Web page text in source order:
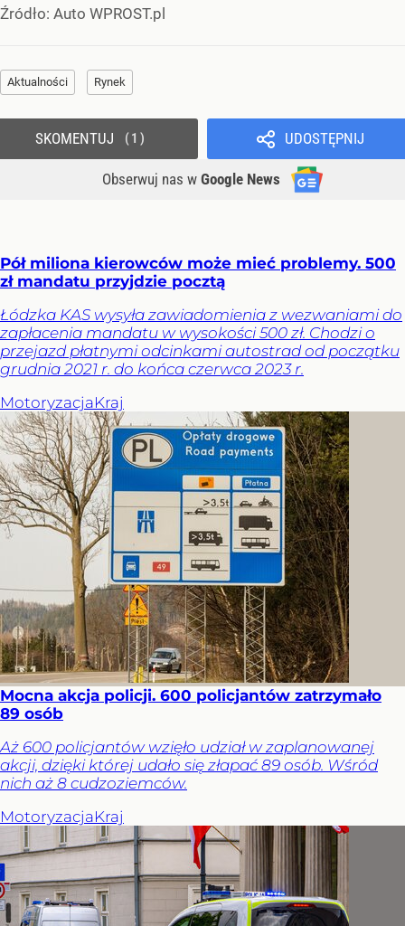
Źródło: Auto WPROST.pl
Aktualności Rynek
UDOSTĘPNIJ
Obserwuj nas w Google News
SKOMENTUJ 1
Pół miliona kierowców może mieć problemy. 500
zł mandatu przyjdzie pocztą
Łódzka KAS wysyła zawiadomienia z wezwaniami do
zapłacenia mandatu w wysokości 500 zł. Chodzi o
przejazd płatnymi odcinkami autostrad od początku
grudnia 2021 r. do końca czerwca 2023 r.
MotoryzacjaKraj
Mocna akcja policji. 600 policjantów zatrzymało
89 osób
Aż 600 policjantów wzięło udział w zaplanowanej
akcji, dzięki której udało się złapać 89 osób. Wśród
nich aż 8 cudzoziemców.
MotoryzacjaKraj